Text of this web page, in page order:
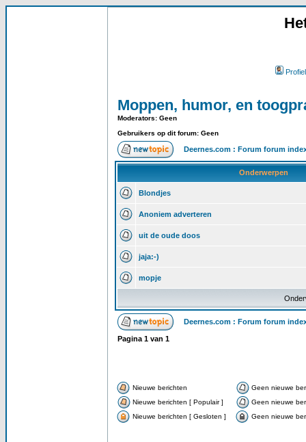
Profiel
Moppen, humor, en
Moderators: Geen
Gebruikers op dit forum: Geen
Deernes.com : Forum forum
Onderwerpen
Blondjes
Anoniem adverteren
uit de oude doos
jaja:-)
mopje
Deernes.com : Forum forum
Pagina 1 van 1
Nieuwe berichten
Geen nieuwe
Nieuwe berichten [ Populair ]
Geen nieuwe
Nieuwe berichten [ Gesloten ]
Geen nieuwe